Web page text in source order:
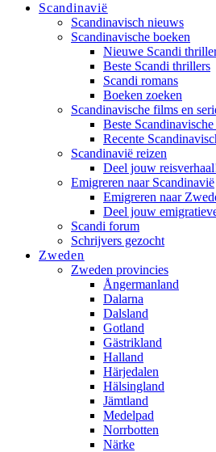
Scandinavië
Scandinavisch nieuws
Scandinavische boeken
Nieuwe Scandi
Beste Scandi thrillers
Scandi romans
Boeken zoeken
Scandinavische films en
Beste Scandinavische
Recente
Scandinavië reizen
Deel jouw
Emigreren naar Scandinavië
Emigreren naar
Deel jouw
Scandi forum
Schrijvers gezocht
Zweden
Zweden provincies
Ångermanland
Dalarna
Dalsland
Gotland
Gästrikland
Halland
Härjedalen
Hälsingland
Jämtland
Medelpad
Norrbotten
Närke